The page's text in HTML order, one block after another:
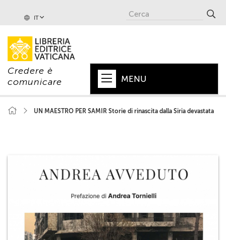
IT
Credere è
comunicare
MENU
CHIESA
MONDO
COLLANE
RIVISTE
UN MAESTRO PER SAMIR Storie di rinascita dalla Siria devastata